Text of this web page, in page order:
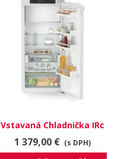
Vstavaná Chladnička IRc
4121 Plus
1 379,00 € (s DPH)